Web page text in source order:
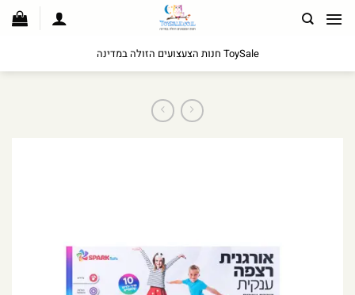
לתוכן
ToySale חנות הצעצועים הזולה במדינה